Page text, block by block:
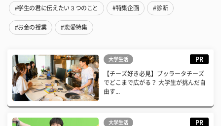
#学生の君に伝えたい３つのこと #特集企画 #診断
#お金の授業 #恋愛特集
大学生活 PR
【チーズ好き必見】ブッラータチーズ
でどこまで広がる？ 大学生が挑んだ自
由す...
大学生活 PR